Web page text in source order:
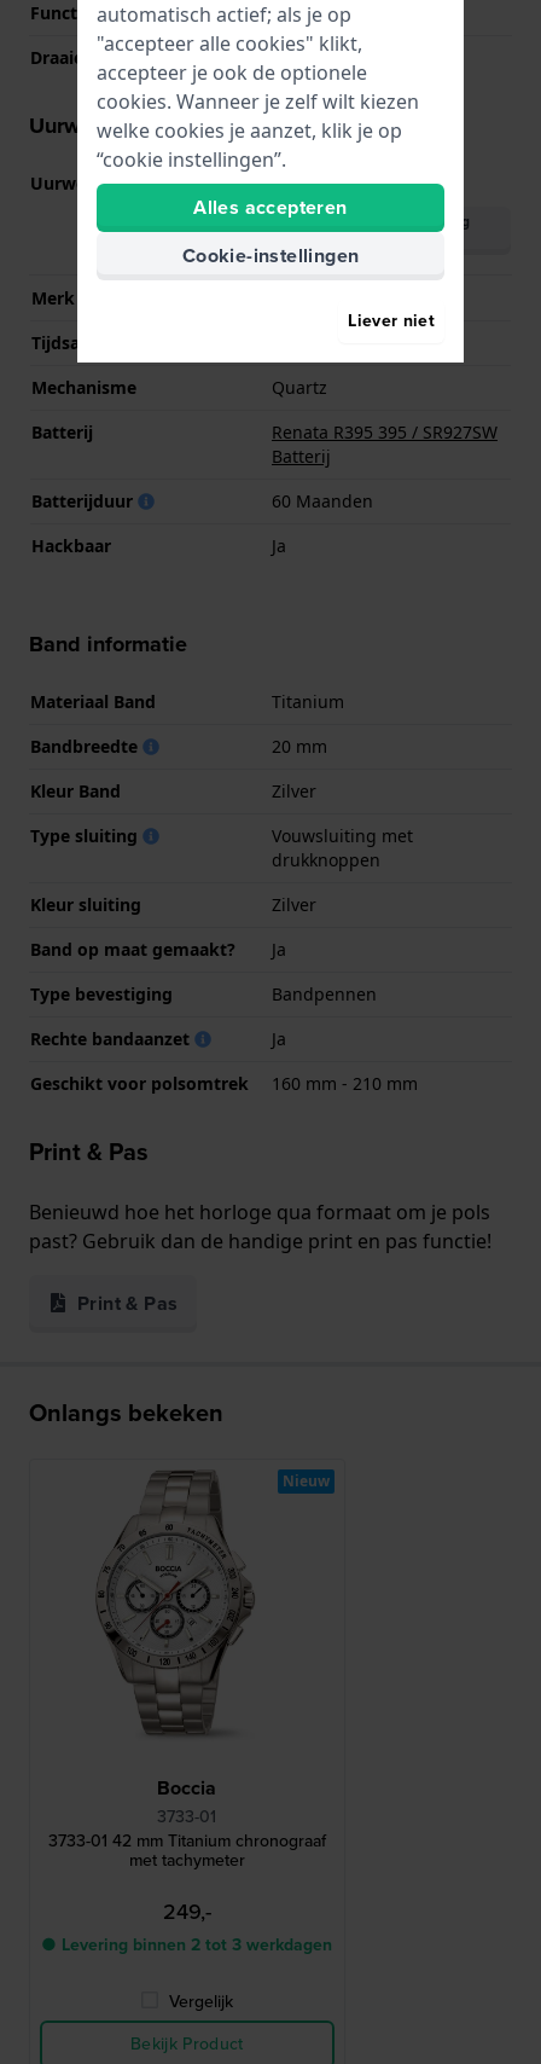
Functie bezel
Tachymeter
Draaiende bezel
Geen - Vast
Uurwerk informatie
Uurwerk nr. YM12(Bekijk specificaties
Download handleiding
Merk uurwerk
Tijdsaanduiding
Mechanisme
Quartz
Batterij
Renata R395 395 / SR927SW
Batterij
Batterijduur
60 Maanden
Hackbaar
Ja
Band informatie
Materiaal Band
Titanium
Bandbreedte
20 mm
Kleur Band
Zilver
Type sluiting
Vouwsluiting met
drukknoppen
Kleur sluiting
Zilver
Band op maat gemaakt?
Ja
Type bevestiging
Bandpennen
Rechte bandaanzet
Ja
Geschikt voor polsomtrek
160 mm - 210 mm
Print & Pas
Benieuwd hoe het horloge qua formaat om je pols
past? Gebruik dan de handige print en pas functie!
Print & Pas
Onlangs bekeken
Boccia
3733-01
3733-01 42 mm Titanium chronograaf
met tachymeter
249,-
● Levering binnen 2 tot 3 werkdagen
Vergelijk
Bekijk Product
Nieuw
automatisch actief; als je op
"accepteer alle cookies" klikt,
accepteer je ook de optionele
cookies. Wanneer je zelf wilt kiezen
welke cookies je aanzet, klik je op
“cookie instellingen”.
Alles accepteren
Cookie-instellingen
Liever niet